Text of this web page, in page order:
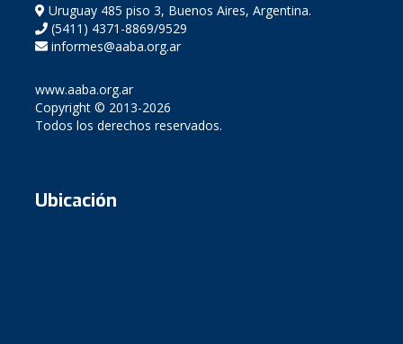
Uruguay 485 piso 3, Buenos Aires, Argentina.
(5411) 4371-8869/9529
informes@aaba.org.ar
www.aaba.org.ar
Copyright © 2013-2026
Todos los derechos reservados.
Ubicación